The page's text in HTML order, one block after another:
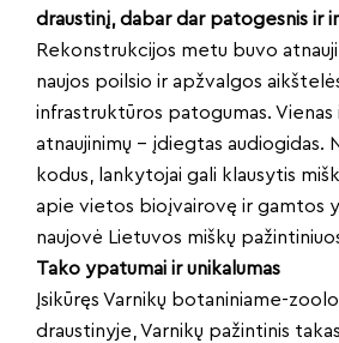
draustinį, dabar dar patogesnis ir
Rekonstrukcijos metu buvo
naujos poilsio ir apžvalgos
infrastruktūros patogumas. Vienas
atnaujinimų – įdiegtas audiogidas.
kodus, lankytojai gali klausytis
apie vietos bioįvairovę ir gamtos
naujovė Lietuvos miškų
Tako ypatumai ir unikalumas
Įsikūręs Varnikų botaniniame-
draustinyje, Varnikų pažintinis